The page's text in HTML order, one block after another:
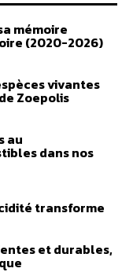
mémoire
(2020-2026)
vivantes
Zoepolis
au
dans nos
transforme
et durables,